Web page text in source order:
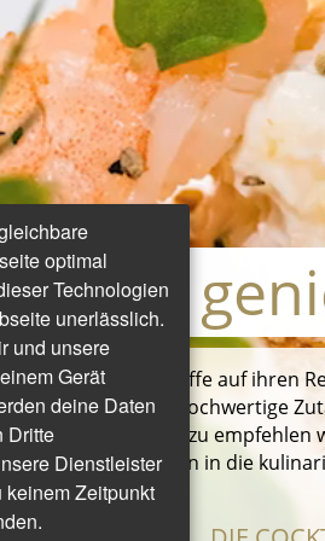
die die Cunard Schiffe auf ihren
Küche an Bord: hochwertige
Rezepte. Dazu empfehlen
Tauchen Sie ein in die
optimal
Technologien
unerlässlich.
und unsere
Gerät
deine Daten
Dritte
Dienstleister
Zeitpunkt